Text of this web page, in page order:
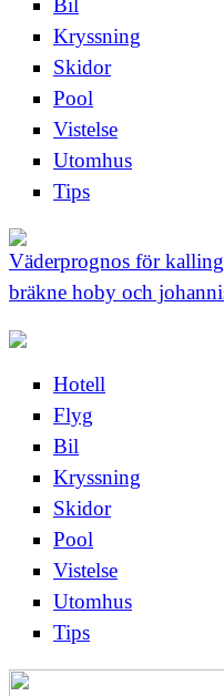
Bil
Kryssning
Skidor
Pool
Vistelse
Utomhus
Tips
Väderprognos för
bräkne hoby och
Hotell
Flyg
Bil
Kryssning
Skidor
Pool
Vistelse
Utomhus
Tips